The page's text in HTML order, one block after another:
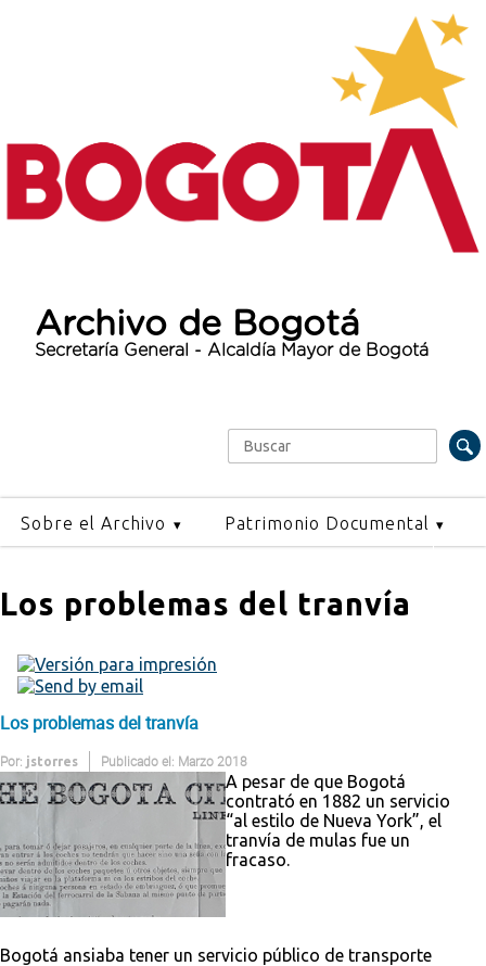
Archivo de Bogotá
Secretaría General - Alcaldía Mayor de Bogotá
Formulario de búsqueda
Buscar
Sobre el Archivo Patrimonio Documental
Los problemas del tranvía
Los problemas del tranvía
Por: jstorres Publicado el: Marzo 2018
A pesar de que Bogotá
contrató en 1882 un servicio
“al estilo de Nueva York”, el
tranvía de mulas fue un
fracaso.
Bogotá ansiaba tener un servicio público de transporte